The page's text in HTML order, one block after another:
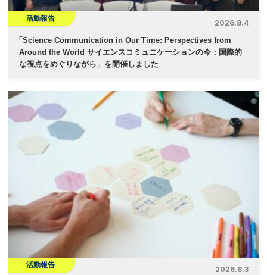
活動報告
2026.8.4
「 Science Communication in Our Time: Perspectives from
Around the World サイエンスコミュニケーションの今：国際的
な視点をめぐりながら」を開催しました
活動報告
2026.8.3